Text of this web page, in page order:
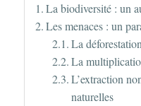
La biodiversité : un
Les menaces : un
La
La
L’extraction
naturelles